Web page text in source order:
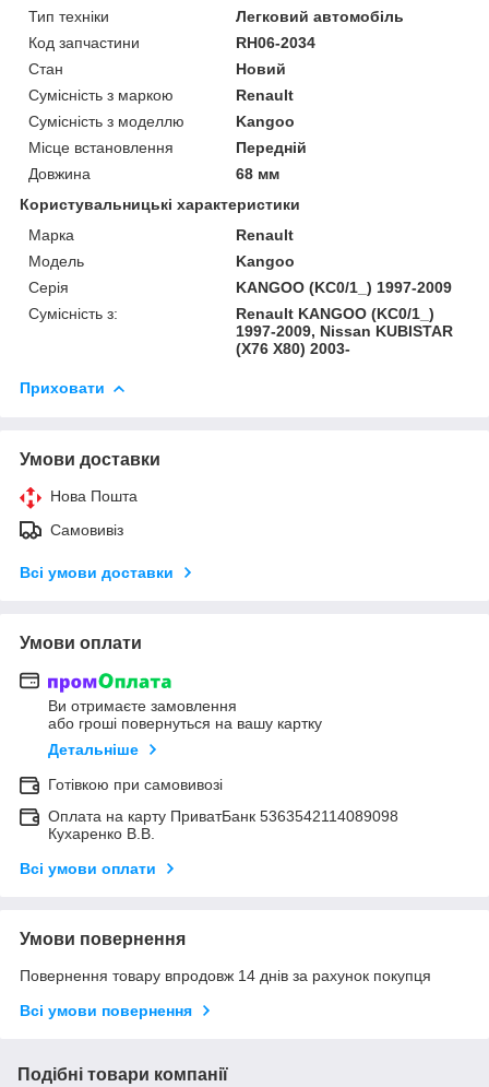
Тип техніки
Легковий автомобіль
Код запчастини
RH06-2034
Стан
Новий
Сумісність з маркою
Renault
Сумісність з моделлю
Kangoo
Місце встановлення
Передній
Довжина
68 мм
Користувальницькі характеристики
Марка
Renault
Модель
Kangoo
Серія
KANGOO (KC0/1_) 1997-2009
Сумісність з:
Renault KANGOO (KC0/1_)
1997-2009, Nissan KUBISTAR
(X76 X80) 2003-
Приховати
Умови доставки
Нова Пошта
Самовивіз
Всі умови доставки
Умови оплати
Ви отримаєте замовлення
або гроші повернуться на вашу картку
Детальніше
Готівкою при самовивозі
Оплата на карту ПриватБанк 5363542114089098
Кухаренко В.В.
Всі умови оплати
Умови повернення
Повернення товару впродовж 14 днів за рахунок покупця
Всі умови повернення
Подібні товари компанії